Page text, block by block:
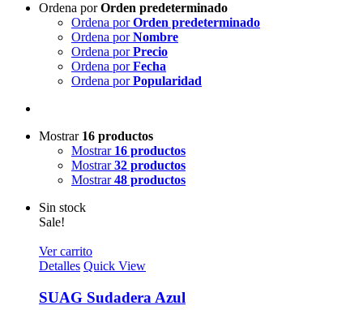
Ordena porOrden predeterminado
Ordena porOrden predeterminado
Ordena porNombre
Ordena porPrecio
Ordena porFecha
Ordena porPopularidad
Mostrar 16 productos
Mostrar 16 productos
Mostrar32 productos
Mostrar48 productos
Sin stock
Sale!
Ver carrito
Detalles Quick View
SUAG Sudadera Azul